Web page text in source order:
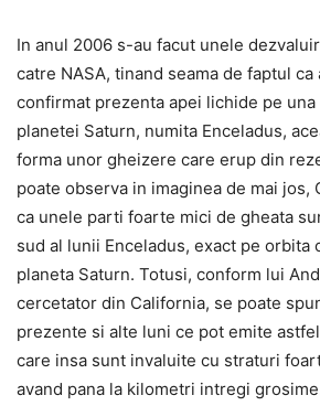
In anul 2006 s-au facut unele
catre NASA, tinand seama de faptul
confirmat prezenta apei lichide pe
planetei Saturn, numita Enceladus,
forma unor gheizere care erup din
poate observa in imaginea de mai jos,
ca unele parti foarte mici de gheata
sud al lunii Enceladus, exact pe orbita
planeta Saturn. Totusi, conform lui
cercetator din California, se poate
prezente si alte luni ce pot emite
care insa sunt invaluite cu straturi
avand pana la kilometri intregi